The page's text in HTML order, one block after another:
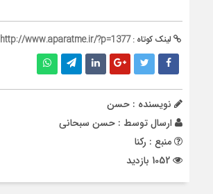
لینک کوتاه :http://www.aparatme.ir/?p=1377
نویسنده : حسن
ارسال توسط : حسن سبحانی
منبع : رکنا